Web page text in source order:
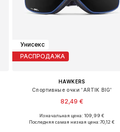
Унисекс
РАСПРОДАЖА
HAWKERS
Спортивные очки 'ARTIK BIG'
82,49 €
Доступные размеры: Onesize
Изначальная цена: 109,99 €
Последняя самая низкая цена:70,12 €